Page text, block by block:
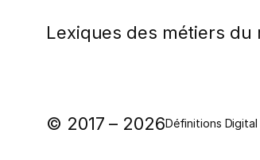
Lexiques des métiers du
© 2017 – 2026Définitions